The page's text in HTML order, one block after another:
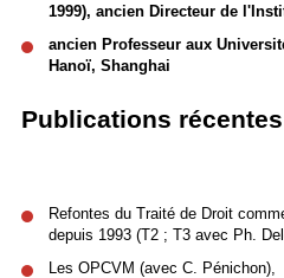
1999), ancien Directeur de
ancien Professeur aux
Hanoï, Shanghai
Publications récentes
Refontes du Traité de Droit
depuis 1993 (T2 ; T3 avec Ph.
Les OPCVM (avec C. Pénichon),